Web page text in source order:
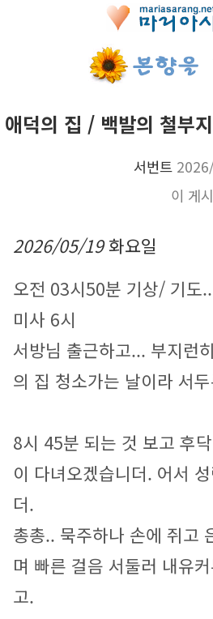
애덕의 집 / 백발의 철부
서번트
이 게
2026/05/19화요일
오전 03시50분 기상/ 기도
미사 6시
서방님 출근하고... 부지런
의 집 청소가는 날이라 서
8시 45분 되는 것 보고 후
이 다녀오겠습니더. 어서
더.
총총.. 묵주하나 손에 쥐고
며 빠른 걸음 서둘러 내유
고.